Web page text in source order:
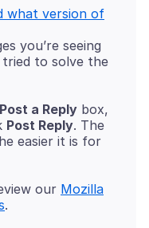
what version of
you’re seeing
to solve the
Post a Reply box,
Post Reply. The
easier it is for
our Mozilla